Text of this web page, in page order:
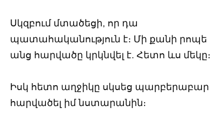
Սկզբում մտածեցի, որ դա
պատահականություն է։ Մի քանի րոպե
անց հարվածը կրկնվել է. Հետո ևս մեկը։
Իսկ հետո աղջիկը սկսեց պարբերաբար
հարվածել իմ նստարանին։